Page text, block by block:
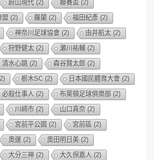
蔚山現代 (2) 聯賽盃 (2)
盟 (2) 羅蘭 (2) 福田紀彥 (2)
神奈川足球協會 (2) 由井航太 (2)
狩野健太 (2) 瀬川祐輔 (2)
清水心跳 (2) 森谷賢太郎 (2)
栃木SC (2) 日本國民體育大會 (2)
必殺仕事人 (2) 布萊頓足球俱樂部 (2)
川崎市 (2) 山口真奈 (2)
宮前平公園 (2) 宮前區 (2)
奧運 (2) 奧田明日美 (2)
大分三神 (2) 大久保嘉人 (2)